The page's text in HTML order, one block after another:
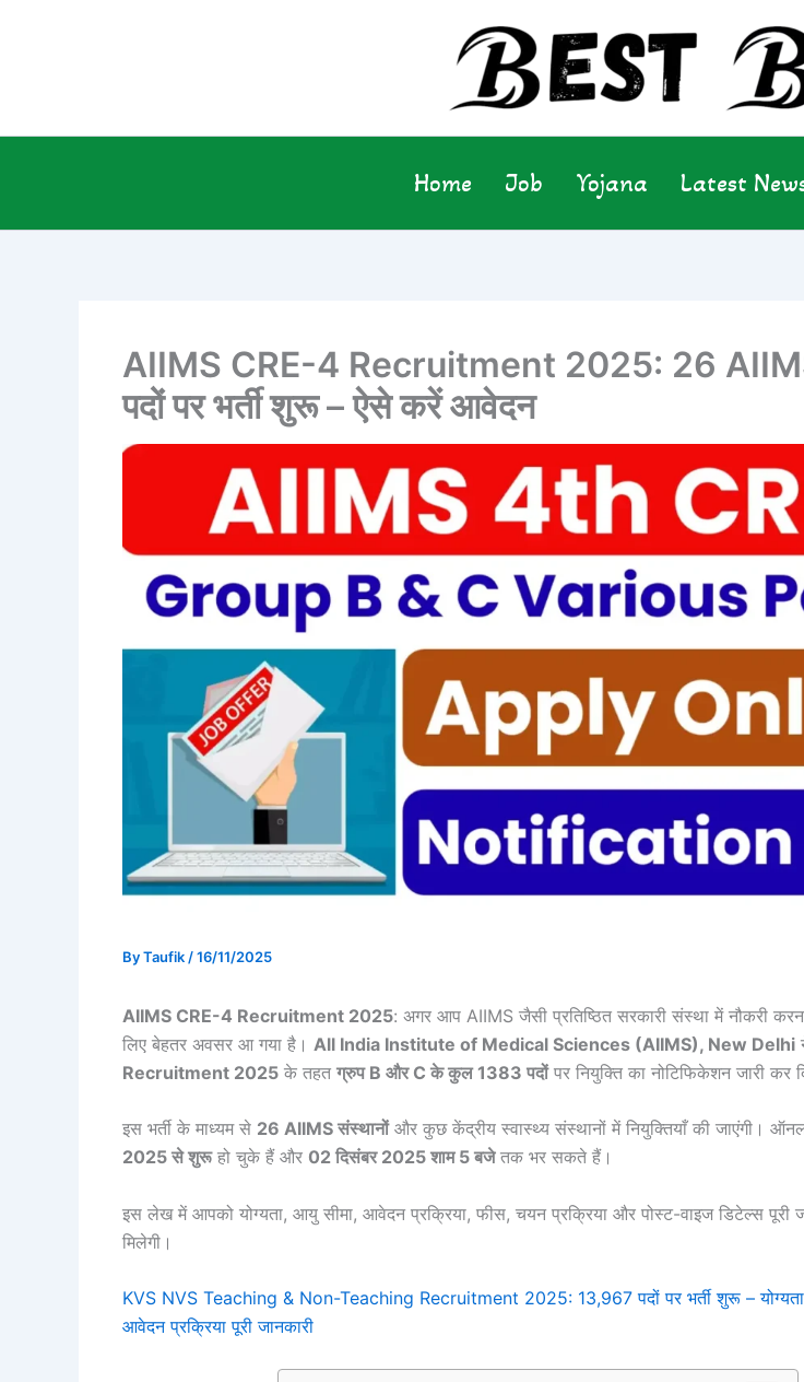
Home Job Yojana Latest
AIIMS CRE-4 Recruitment 2025: 26
पदों पर भर्ती शुरू – ऐसे करें आवेदन
ByTaufik /16/11/2025
AIIMS CRE-4 Recruitment 2025: अगर आप AIIMS जैसी प्रतिष्ठित सरकारी संस्था में नौकरी
लिए बेहतर अवसर आ गया है। All India Institute of Medical Sciences (AIIMS), New Delhi
Recruitment 2025 के तहत ग्रुप B और C के कुल 1383 पदोंपर नियुक्ति का नोटिफिकेशन जारी कर
इस भर्ती के माध्यम से 26 AIIMS संस्थानोंऔर कुछ केंद्रीय स्वास्थ्य संस्थानों में नियुक्तियाँ की जाएंगी।
2025 से शुरूहो चुके हैं और 02 दिसंबर 2025 शाम 5 बजेतक भर सकते हैं।
इस लेख में आपको योग्यता, आयु सीमा, आवेदन प्रक्रिया, फीस, चयन प्रक्रिया और पोस्ट-वाइज डिटेल्स पूरी
मिलेगी।
KVS NVS Teaching & Non-Teaching Recruitment 2025: 13,967 पदों पर भर्ती शुरू –
आवेदन प्रक्रिया पूरी जानकारी